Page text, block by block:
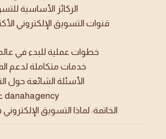
الركائز الأساسية
قنوات التسويق الإلكتروني
خطوات عملية للبدء في
خدمات متكاملة لدعم
الأسئلة الشائعة حول
عن رحلة التميز مع danahagency
الخاتمة: لماذا التسويق